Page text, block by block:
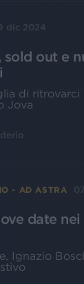
dic 2024
sold out e
di ritrovarci
Jova
- AD ASTRA
date
Ignazio